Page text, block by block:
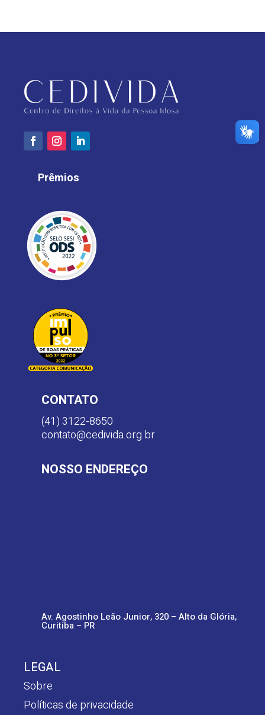
Prêmios
CONTATO
(41) 3122-8650
contato@cedivida.org.br
NOSSO ENDEREÇO
Av. Agostinho Leão Junior, 320 – Alto da Glória,
Curitiba – PR
LEGAL
Sobre
Políticas de privacidade